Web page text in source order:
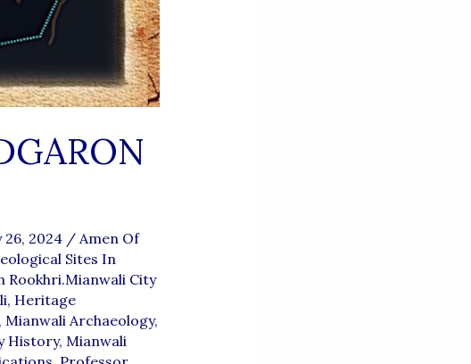
26, 2024 / Amen Of
Sites In
Rookhri.Mianwali City
, Heritage
, Mianwali Archaeology,
History, Mianwali